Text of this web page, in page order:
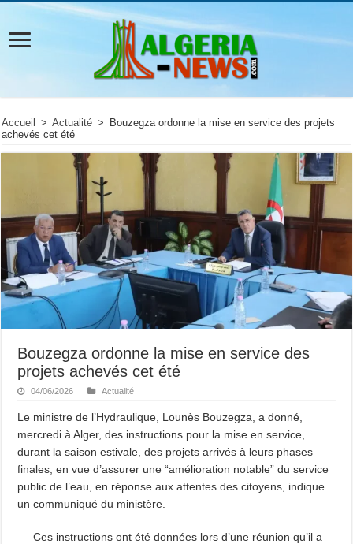
Accueil > Actualité >
Bouzegza ordonne la mise en service des projets
achevés cet été
Bouzegza ordonne la mise en service des
projets achevés cet été
04/06/2026 Actualité
Le ministre de l’Hydraulique, Lounès Bouzegza, a donné,
mercredi à Alger, des instructions pour la mise en service,
durant la saison estivale, des projets arrivés à leurs phases
finales, en vue d’assurer une “amélioration notable” du service
public de l’eau, en réponse aux attentes des citoyens, indique
un communiqué du ministère.
Ces instructions ont été données lors d’une réunion qu’il a